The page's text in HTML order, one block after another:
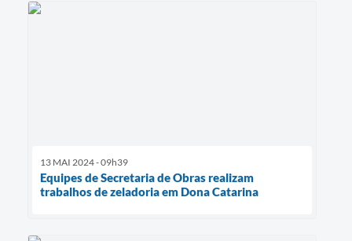
13 MAI 2024 - 09h39
Equipes de Secretaria de Obras realizam
trabalhos de zeladoria em Dona Catarina